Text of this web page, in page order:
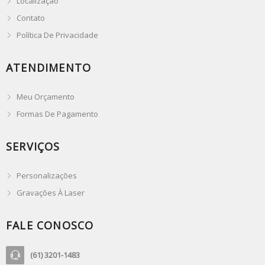
Contato
Política De Privacidade
ATENDIMENTO
Meu Orçamento
Formas De Pagamento
SERVIÇOS
Personalizações
Gravações À Laser
FALE CONOSCO
(61) 3201-1483